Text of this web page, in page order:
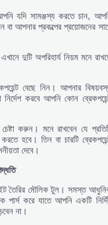
যদি সামঞ্জস্য করতে চান,
বা আপনার প্রকল্পের প্রয়োজনের
দুটি অপরিহার্য নিয়ম মনে
বেছে নিন। আপনার
করবে আপনি কোন
করুন। মনে রাখবেন যে
হবে। তিন বা চারটি
দেবে।
তৈরির মৌলিক টুল। সমস্ত
করে যাতে আপনি একটি
না।